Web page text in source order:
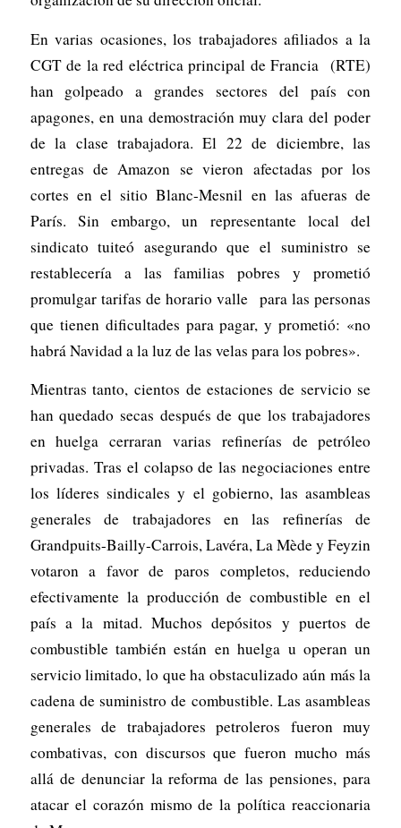
En varias ocasiones, los trabajadores afiliados a la
CGT de la red eléctrica principal de Francia (RTE)
han golpeado a grandes sectores del país con
apagones, en una demostración muy clara del poder
de la clase trabajadora. El 22 de diciembre, las
entregas de Amazon se vieron afectadas por los
cortes en el sitio Blanc-Mesnil en las afueras de
París. Sin embargo, un representante local del
sindicato tuiteó asegurando que el suministro se
restablecería a las familias pobres y prometió
promulgar tarifas de horario valle para las personas
que tienen dificultades para pagar, y prometió: «no
habrá Navidad a la luz de las velas para los pobres».
Mientras tanto, cientos de estaciones de servicio se
han quedado secas después de que los trabajadores
en huelga cerraran varias refinerías de petróleo
privadas. Tras el colapso de las negociaciones entre
los líderes sindicales y el gobierno, las asambleas
generales de trabajadores en las refinerías de
Grandpuits-Bailly-Carrois, Lavéra, La Mède y Feyzin
votaron a favor de paros completos, reduciendo
efectivamente la producción de combustible en el
país a la mitad. Muchos depósitos y puertos de
combustible también están en huelga u operan un
servicio limitado, lo que ha obstaculizado aún más la
cadena de suministro de combustible. Las asambleas
generales de trabajadores petroleros fueron muy
combativas, con discursos que fueron mucho más
allá de denunciar la reforma de las pensiones, para
atacar el corazón mismo de la política reaccionaria